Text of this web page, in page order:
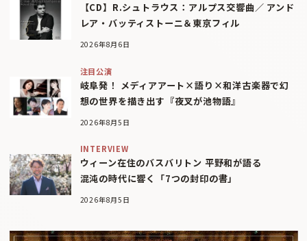
【CD】R.シュトラウス：アルプス交響曲／ アンド
レア・バッティストーニ＆東京フィル
2026年8月6日
注目公演
岐阜発！ メディアアート×語り×和洋古楽器で幻
想の世界を描き出す『夜叉が池物語』
2026年8月5日
INTERVIEW
ウィーン在住のバスバリトン 平野和が語る
混沌の時代に響く「7つの封印の書」
2026年8月5日